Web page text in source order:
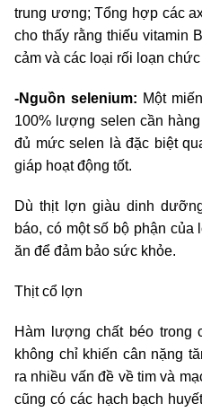
trung ương; Tổng hợp các
cho thấy rằng thiếu vitamin
cảm và các loại rối loạn
-Nguồn selenium: Một
100% lượng selen cần
đủ mức selen là đặc biệt
giáp hoạt động tốt.
Dù thịt lợn giàu dinh
báo, có một số bộ phận
ăn để đảm bảo sức khỏe.
Thịt cổ lợn
Hàm lượng chất béo trong
không chỉ khiến cân nặng
ra nhiều vấn đề về tim và
cũng có các hạch bạch